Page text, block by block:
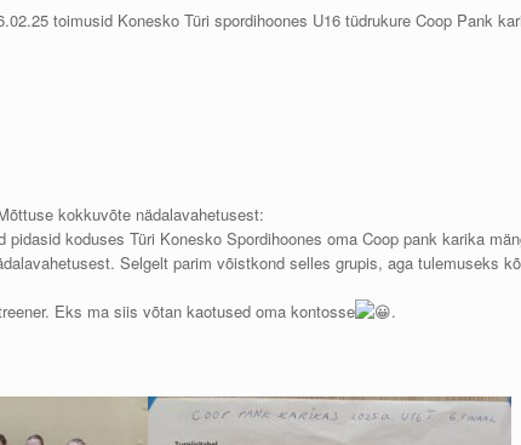
toimusid Konesko Türi spordihoones U16 tüdrukure Coop Pank
kokkuvõte nädalavahetusest:
pidasid koduses Türi Konesko Spordihoones oma Coop pank karika
Selgelt parim võistkond selles grupis, aga tulemuseks
Eks ma siis võtan kaotused oma kontosse
.